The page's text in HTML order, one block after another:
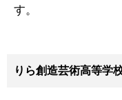
す。
りら創造芸術高等学